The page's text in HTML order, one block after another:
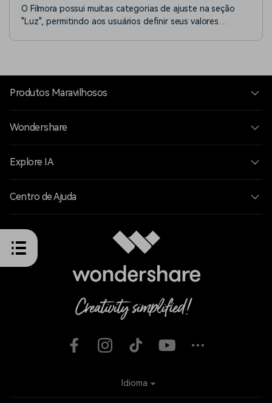
O Filmora possui muitas categorias de ajuste na seção
"Luz", permitindo aos usuários definir seus valores
Produtos Maravilhosos
Wondershare
Explore IA
Centro de Ajuda
Idioma